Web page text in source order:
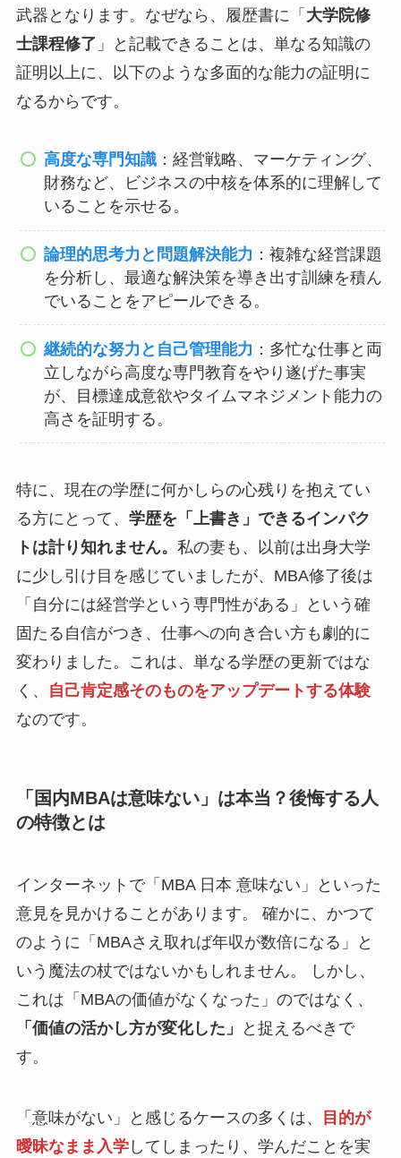
武器となります。なぜなら、履歴書に「 大学院修
士課程修了 」と記載できることは、単なる知識の
証明以上に、以下のような多面的な能力の証明に
なるからです。
高度な専門知識 ：経営戦略、マーケティング、
財務など、ビジネスの中核を体系的に理解して
いることを示せる。
論理的思考力と問題解決能力 ：複雑な経営課題
を分析し、最適な解決策を導き出す訓練を積ん
でいることをアピールできる。
継続的な努力と自己管理能力 ：多忙な仕事と両
立しながら高度な専門教育をやり遂げた事実
が、目標達成意欲やタイムマネジメント能力の
高さを証明する。
特に、現在の学歴に何かしらの心残りを抱えてい
る方にとって、 学歴を「上書き」できるインパク
トは計り知れません。 私の妻も、以前は出身大学
に少し引け目を感じていましたが、MBA修了後は
「自分には経営学という専門性がある」という確
固たる自信がつき、仕事への向き合い方も劇的に
変わりました。これは、単なる学歴の更新ではな
く、
自己肯定感そのものをアップデートする体験
なのです。
「国内MBAは意味ない」は本当？後悔する人
の特徴とは
インターネットで「MBA 日本 意味ない」といった
意見を見かけることがあります。 確かに、かつて
のように「MBAさえ取れば年収が数倍になる」と
いう魔法の杖ではないかもしれません。 しかし、
これは「MBAの価値がなくなった」のではなく、
「価値の活かし方が変化した」
と捉えるべきで
す。
「意味がない」と感じるケースの多くは、
目的が
曖昧なまま入学してしまったり、学んだことを実